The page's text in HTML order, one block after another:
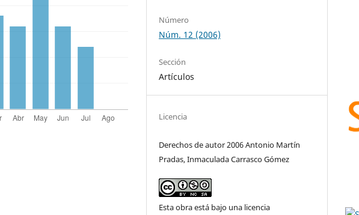
Número
Núm. 12 (2006)
Sección
Artículos
Licencia
Derechos de autor 2006 Antonio Martín
Pradas, Inmaculada Carrasco Gómez
Esta obra está bajo una licencia